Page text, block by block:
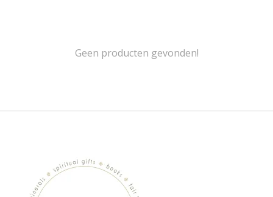
Geen producten gevonden!